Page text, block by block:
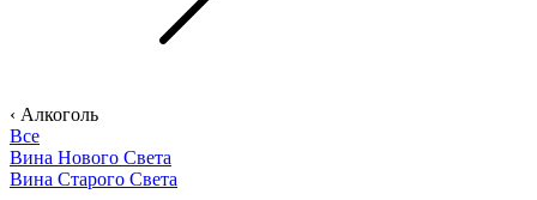
‹ Алкоголь
Все
Вина Нового Света
Вина Старого Света